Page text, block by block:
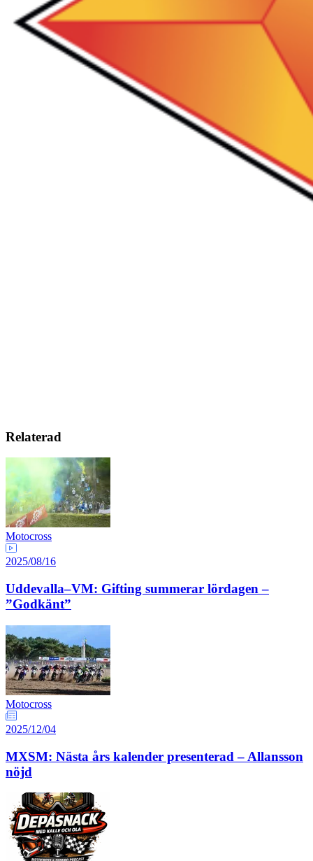
Relaterad
Motocross
2025/08/16
Uddevalla–VM: Gifting summerar lördagen –
”Godkänt”
Motocross
2025/12/04
MXSM: Nästa års kalender presenterad – Allansson
nöjd